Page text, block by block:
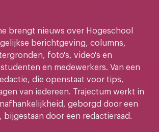
brengt nieuws over Hogeschool
berichtgeving, columns,
foto's, video's en
en medewerkers. Van een
die openstaat voor tips,
van iedereen. Trajectum werkt in
geborgd door een
bijgestaan door een redactieraad.